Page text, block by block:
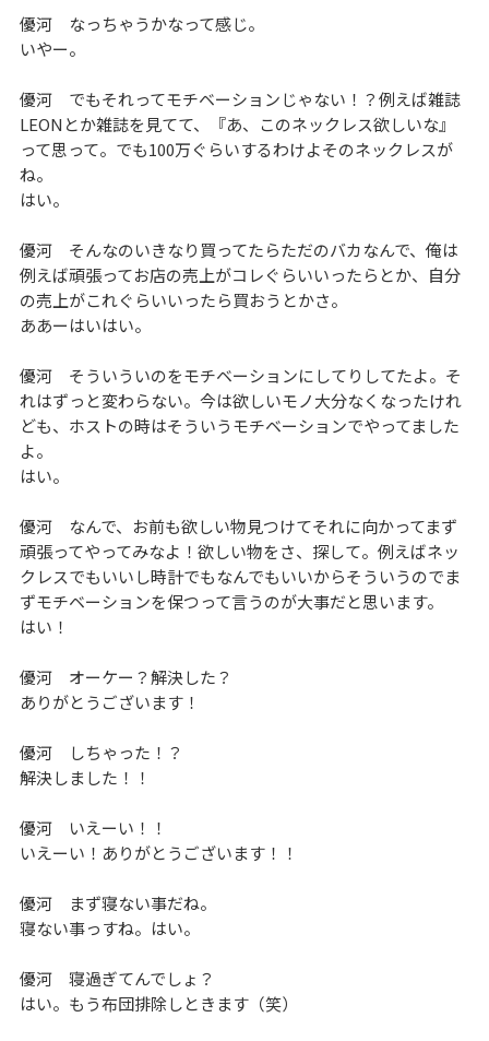
優河 なっちゃうかなって感じ。
いやー。
優河 でもそれってモチベーションじゃない！？例えば雑誌
LEONとか雑誌を見てて、『あ、このネックレス欲しいな』
って思って。でも100万ぐらいするわけよそのネックレスが
ね。
はい。
優河 そんなのいきなり買ってたらただのバカなんで、俺は
例えば頑張ってお店の売上がコレぐらいいったらとか、自分
の売上がこれぐらいいったら買おうとかさ。
ああーはいはい。
優河 そういういのをモチベーションにしてりしてたよ。そ
れはずっと変わらない。今は欲しいモノ大分なくなったけれ
ども、ホストの時はそういうモチベーションでやってました
よ。
はい。
優河 なんで、お前も欲しい物見つけてそれに向かってまず
頑張ってやってみなよ！欲しい物をさ、探して。例えばネッ
クレスでもいいし時計でもなんでもいいからそういうのでま
ずモチベーションを保つって言うのが大事だと思います。
はい！
優河 オーケー？解決した？
ありがとうございます！
優河 しちゃった！？
解決しました！！
優河 いえーい！！
いえーい！ありがとうございます！！
優河 まず寝ない事だね。
寝ない事っすね。はい。
優河 寝過ぎてんでしょ？
はい。もう布団排除しときます（笑）